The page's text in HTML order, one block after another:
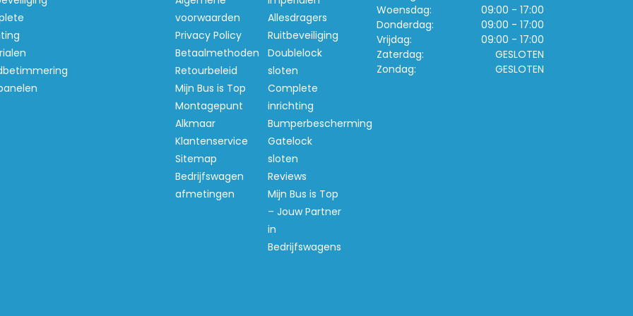
zo sterk als staal,
design van de
voorwaarden
Privacy Policy
Betaalmethoden
Retourbeleid
Mijn Bus is Top
Montagepunt
Alkmaar
Klantenservice
Sitemap
Bedrijfswagen
afmetingen
Allesdragers
Ruitbeveiliging
Doublelock
sloten
Complete
inrichting
Bumperbescherming
Gatelock
sloten
Reviews
Mijn Bus is Top
– Jouw Partner
in
Bedrijfswagens
Woensdag:
09:00 - 17:00
Donderdag:
09:00 - 17:00
Vrijdag:
09:00 - 17:00
Zaterdag:
GESLOTEN
Zondag:
GESLOTEN